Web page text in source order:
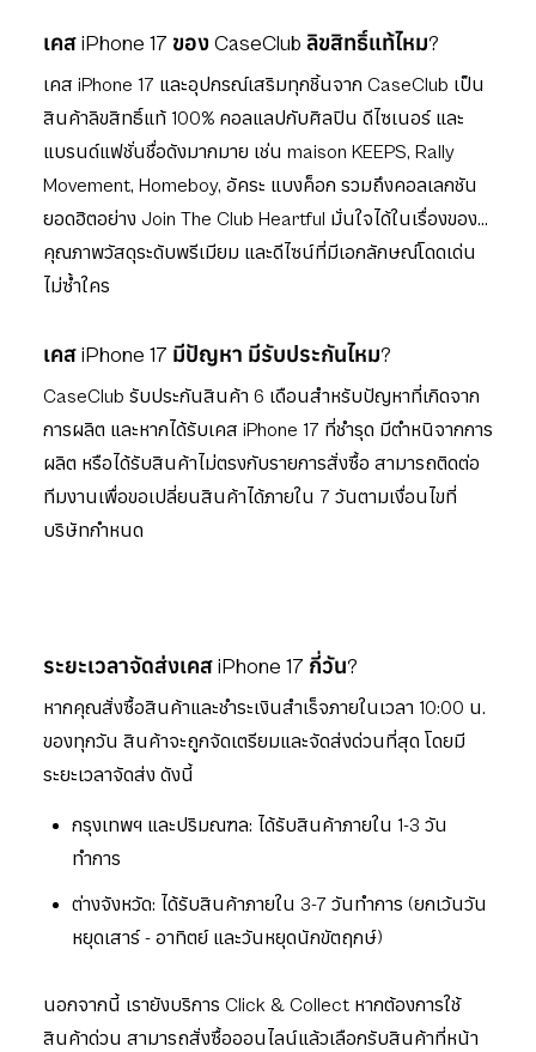
เคส iPhone 17 ของ CaseClub ลิขสิทธิ์แท้ไหม?
เคส iPhone 17 และอุปกรณ์เสริมทุกชิ้นจาก CaseClub เป็น
สินค้าลิขสิทธิ์แท้ 100% คอลแลปกับศิลปิน ดีไซเนอร์ และ
แบรนด์แฟชั่นชื่อดังมากมาย เช่น maison KEEPS, Rally
Movement, Homeboy, อัคระ แบงค็อก รวมถึงคอลเลกชัน
ยอดฮิตอย่าง Join The Club Heartful มั่นใจได้ในเรื่องของ
คุณภาพวัสดุระดับพรีเมียม และดีไซน์ที่มีเอกลักษณ์โดดเด่น
ไม่ซ้ำใคร
เคส iPhone 17 มีปัญหา มีรับประกันไหม?
CaseClub รับประกันสินค้า 6 เดือนสำหรับปัญหาที่เกิดจาก
การผลิต และหากได้รับเคส iPhone 17 ที่ชำรุด มีตำหนิจากการ
ผลิต หรือได้รับสินค้าไม่ตรงกับรายการสั่งซื้อ สามารถติดต่อ
ทีมงานเพื่อขอเปลี่ยนสินค้าได้ภายใน 7 วันตามเงื่อนไขที่
บริษัทกำหนด
ระยะเวลาจัดส่งเคส iPhone 17 กี่วัน?
หากคุณสั่งซื้อสินค้าและชำระเงินสำเร็จภายในเวลา 10:00 น.
ของทุกวัน สินค้าจะถูกจัดเตรียมและจัดส่งด่วนที่สุด โดยมี
ระยะเวลาจัดส่ง ดังนี้
กรุงเทพฯ และปริมณฑล: ได้รับสินค้าภายใน 1-3 วัน
ทำการ
ต่างจังหวัด: ได้รับสินค้าภายใน 3-7 วันทำการ (ยกเว้นวัน
หยุดเสาร์ - อาทิตย์ และวันหยุดนักขัตฤกษ์)
นอกจากนี้ เรายังบริการ Click & Collect หากต้องการใช้
สินค้าด่วน สามารถสั่งซื้อออนไลน์แล้วเลือกรับสินค้าที่หน้า